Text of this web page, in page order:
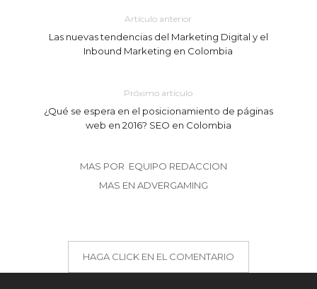
Artículo anterior
Las nuevas tendencias del Marketing Digital y el
Inbound Marketing en Colombia
Próximo artículo
¿Qué se espera en el posicionamiento de páginas
web en 2016? SEO en Colombia
MAS POR EQUIPO REDACCION
MAS EN ADVERGAMING
HAGA CLICK EN EL COMENTARIO